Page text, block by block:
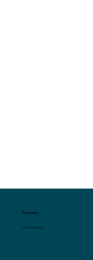
Contato
(38) 99173-8624